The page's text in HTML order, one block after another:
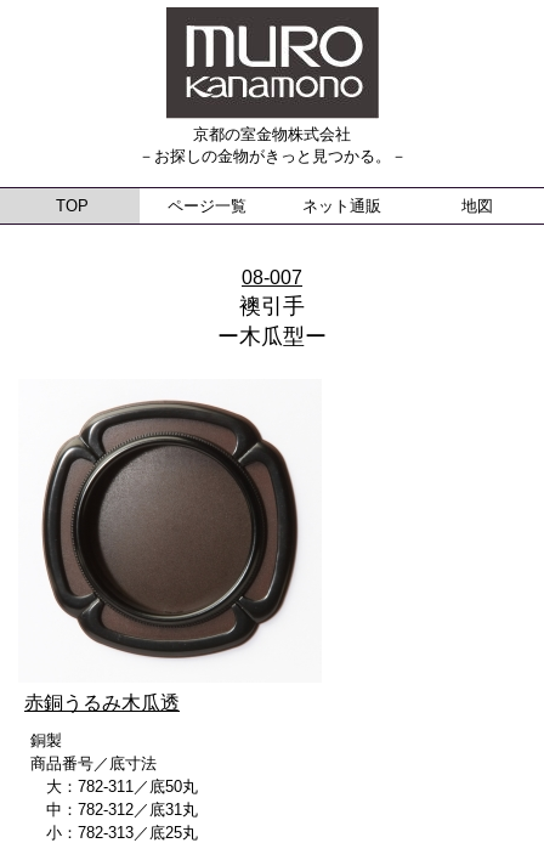
京都の室金物株式会社
－お探しの金物がきっと見つかる。－
TOP ページ一覧 ネット通販 地図
08-007
襖引手
ー木瓜型ー
赤銅うるみ木瓜透
銅製
商品番号／底寸法
大：782-311／底50丸
中：782-312／底31丸
小：782-313／底25丸